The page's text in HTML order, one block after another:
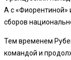
А с «Фиорентиной»
сборов
Тем временем
командой и